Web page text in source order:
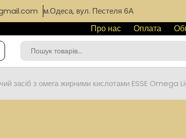
м.Одеса, вул. Пестеля 6А
Про нас Оплата
засіб з омега жирними кислотами ESSE Omega